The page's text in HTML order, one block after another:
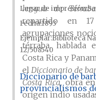
lengua de Térraba
repartido en
agrupaciones
térraba, hablada
Costa Rica y
elDiccionario de
Costa Rica, obra
origen indio
Lugar de impresión
Fecha1893
EjemplarBiblioteca
12/508540
Diccionario de
provincialismos